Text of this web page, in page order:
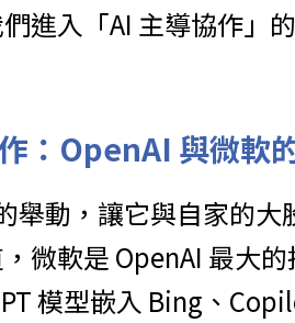
進入「AI 主導協作」
：OpenAI 與微軟
舉動，讓它與自家的
微軟是 OpenAI 最大
模型嵌入 Bing、